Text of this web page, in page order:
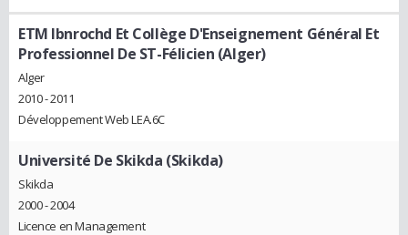
ETM Ibnrochd Et Collège D'Enseignement Général Et
Professionnel De ST-Félicien (Alger)
Alger
2010 - 2011
Développement Web LEA.6C
Université De Skikda (Skikda)
Skikda
2000 - 2004
Licence en Management